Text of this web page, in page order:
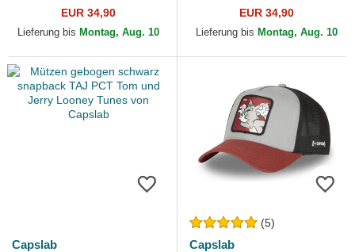
Kojote Looney Tunes von
Capslab
EUR 34,90
Lieferung bis Montag, Aug. 10
Teufel Looney Tunes von
Capslab
EUR 34,90
Lieferung bis Montag, Aug. 10
Capslab
(5)
Capslab